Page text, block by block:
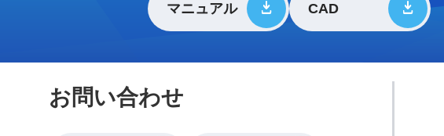
マニュアル CAD
お問い合わせ